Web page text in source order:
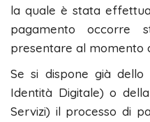
la quale è stata
pagamento occorre
presentare al momento
Se si dispone già dello
Identità Digitale) o
Servizi) il processo di